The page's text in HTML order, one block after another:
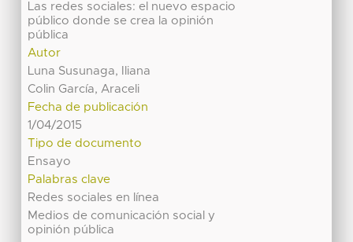
Las redes sociales: el nuevo espacio
público donde se crea la opinión
pública
Autor
Luna Susunaga, Iliana
Colin García, Araceli
Fecha de publicación
1/04/2015
Tipo de documento
Ensayo
Palabras clave
Redes sociales en línea
Medios de comunicación social y
opinión pública